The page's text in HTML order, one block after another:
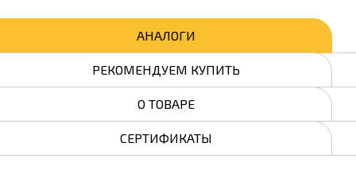
АНАЛОГИ
РЕКОМЕНДУЕМ КУПИТЬ
О ТОВАРЕ
СЕРТИФИКАТЫ